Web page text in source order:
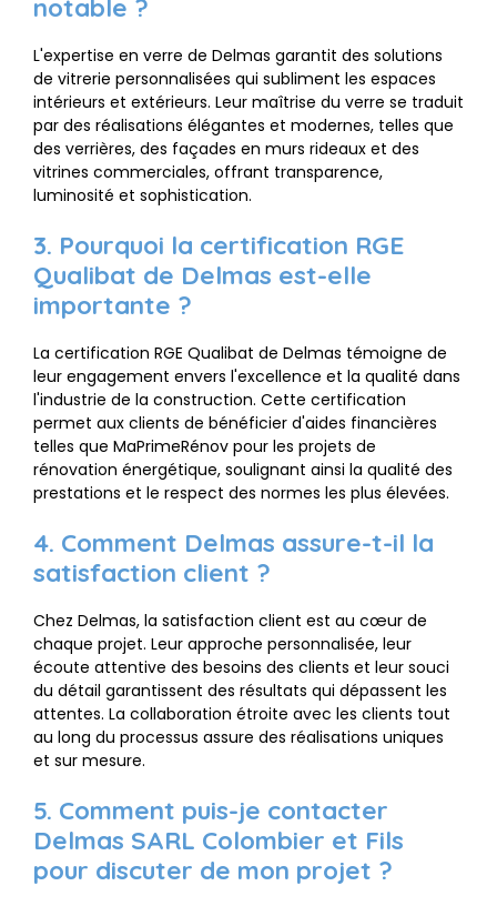
notable ?
L'expertise en verre de Delmas garantit des solutions
de vitrerie personnalisées qui subliment les espaces
intérieurs et extérieurs. Leur maîtrise du verre se traduit
par des réalisations élégantes et modernes, telles que
des verrières, des façades en murs rideaux et des
vitrines commerciales, offrant transparence,
luminosité et sophistication.
3. Pourquoi la certification RGE
Qualibat de Delmas est-elle
importante ?
La certification RGE Qualibat de Delmas témoigne de
leur engagement envers l'excellence et la qualité dans
l'industrie de la construction. Cette certification
permet aux clients de bénéficier d'aides financières
telles que MaPrimeRénov pour les projets de
rénovation énergétique, soulignant ainsi la qualité des
prestations et le respect des normes les plus élevées.
4. Comment Delmas assure-t-il la
satisfaction client ?
Chez Delmas, la satisfaction client est au cœur de
chaque projet. Leur approche personnalisée, leur
écoute attentive des besoins des clients et leur souci
du détail garantissent des résultats qui dépassent les
attentes. La collaboration étroite avec les clients tout
au long du processus assure des réalisations uniques
et sur mesure.
5. Comment puis-je contacter
Delmas SARL Colombier et Fils
pour discuter de mon projet ?